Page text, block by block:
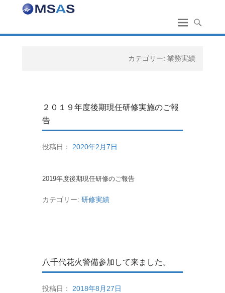
カテゴリー: 業務実績
２０１９年度後期現任研修実施のご報
告
投稿日： 2020年2月7日
2019年度後期現任研修のご報告
カテゴリー: 研修実績
八千代花火警備参加して来ました。
投稿日： 2018年8月27日